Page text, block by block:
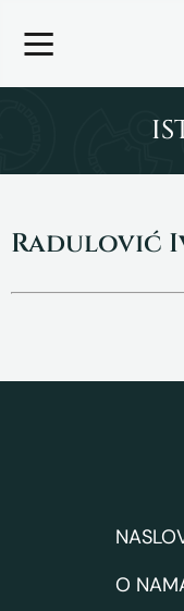
Radulović
O